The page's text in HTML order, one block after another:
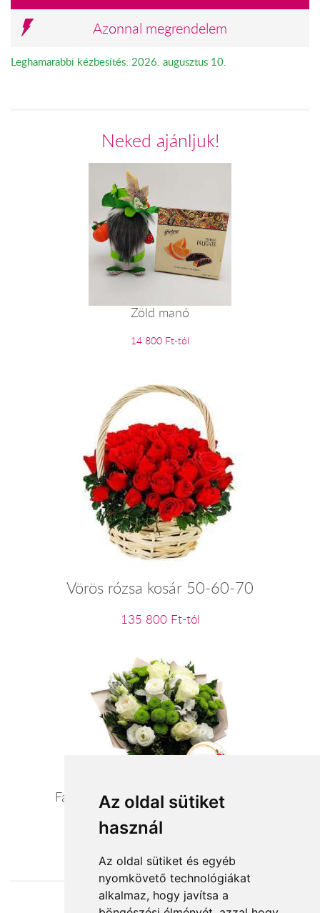
Az oldal sütiket
használ
Az oldal sütiket és egyéb
nyomkövető technológiákat
alkalmaz, hogy javítsa a
Azonnal megrendelem
Leghamarabbi kézbesítés: 2026. augusztus 10.
Neked ajánljuk!
Zöld manó
14 800 Ft-tól
Vörös rózsa kosár 50-60-70
135 800 Ft-tól
Fantázia - fehér/pasztell szezoncsokor
22 400 Ft-tól